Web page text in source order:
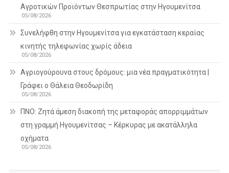
Αγροτικών Προϊόντων Θεσπρωτίας στην Ηγουμενίτσα
05/08/2026
Συνελήφθη στην Ηγουμενίτσα για εγκατάσταση κεραίας
κινητής τηλεφωνίας χωρίς άδεια
05/08/2026
Αγριογούρουνα στους δρόμους: μια νέα πραγματικότητα |
Γράφει ο Θάλεια Θεοδωρίδη
05/08/2026
ΠΝΟ: Ζητά άμεση διακοπή της μεταφοράς απορριμμάτων
στη γραμμή Ηγουμενίτσας – Κέρκυρας με ακατάλληλα
οχήματα
05/08/2026